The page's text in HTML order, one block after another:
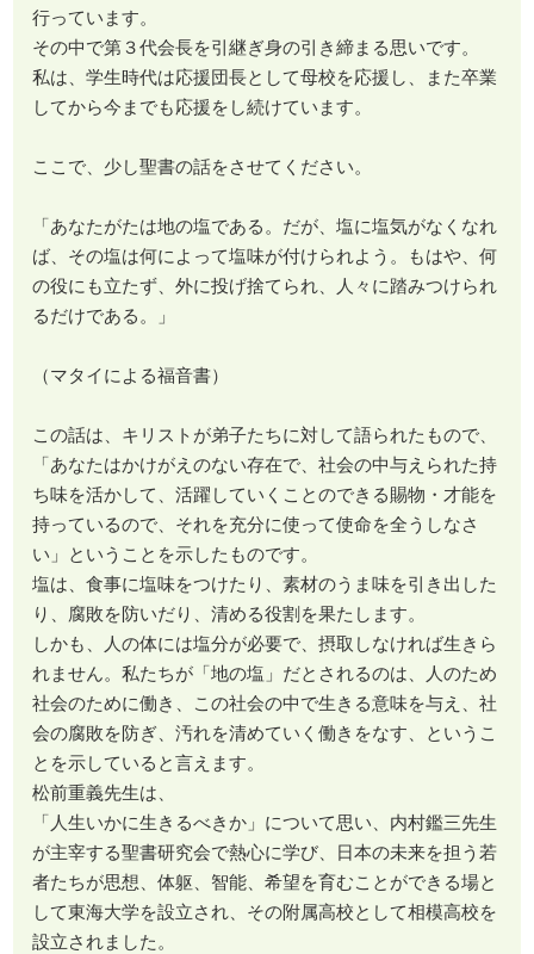
行っています。
その中で第３代会長を引継ぎ身の引き締まる思いです。
私は、学生時代は応援団長として母校を応援し、また卒業
してから今までも応援をし続けています。
ここで、少し聖書の話をさせてください。
「あなたがたは地の塩である。だが、塩に塩気がなくなれ
ば、その塩は何によって塩味が付けられよう。もはや、何
の役にも立たず、外に投げ捨てられ、人々に踏みつけられ
るだけである。」
（マタイによる福音書）
この話は、キリストが弟子たちに対して語られたもので、
「あなたはかけがえのない存在で、社会の中与えられた持
ち味を活かして、活躍していくことのできる賜物・才能を
持っているので、それを充分に使って使命を全うしなさ
い」ということを示したものです。
塩は、食事に塩味をつけたり、素材のうま味を引き出した
り、腐敗を防いだり、清める役割を果たします。
しかも、人の体には塩分が必要で、摂取しなければ生きら
れません。私たちが「地の塩」だとされるのは、人のため
社会のために働き、この社会の中で生きる意味を与え、社
会の腐敗を防ぎ、汚れを清めていく働きをなす、というこ
とを示していると言えます。
松前重義先生は、
「人生いかに生きるべきか」について思い、内村鑑三先生
が主宰する聖書研究会で熱心に学び、日本の未来を担う若
者たちが思想、体躯、智能、希望を育むことができる場と
して東海大学を設立され、その附属高校として相模高校を
設立されました。